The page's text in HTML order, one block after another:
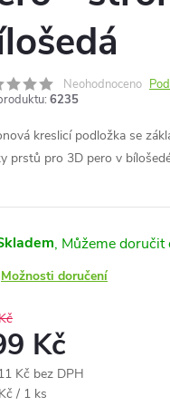
Neohodnoceno
6235
kreslicí podložka se
prstů pro 3D pero v
Možnosti doručení
Kč
Kč bez DPH
/ 1 ks